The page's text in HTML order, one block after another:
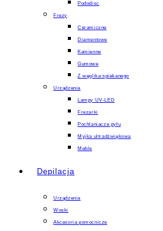
Pododisc
Frezy
Ceramiczne
Diamentowe
Kamienne
Gumowe
Z węglika spiekanego
Urządzenia
Lampy UV-LED
Frezarki
Pochlaniacze pyłu
Myjka ultradźwiękowa
Meble
Depilacja
Urządzenia
Woski
Akcesoria pomocnicze